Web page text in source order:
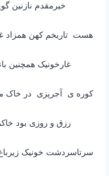
خیرمقدم نازنین گویم
هست تاریخم کهن همزاد
غارخونیک همچنین
کوره ی آجرپزی در خاک
رزق و روزی بود خاکم
سرتاسردشت خونیک